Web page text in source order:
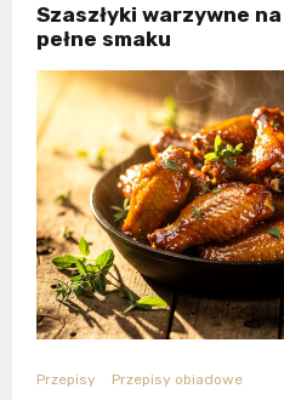
Szaszłyki warzywne
pełne smaku
Przepisy Przepisy obiadowe